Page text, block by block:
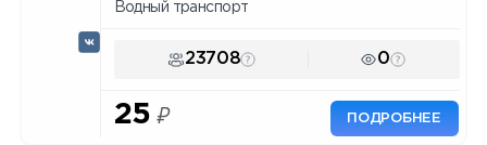
Водный транспорт
23708 0
25 ₽ ПОДРОБНЕЕ